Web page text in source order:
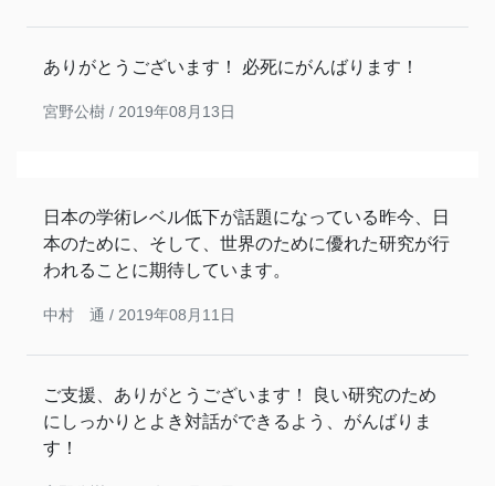
ありがとうございます！ 必死にがんばります！
宮野公樹 / 2019年08月13日
日本の学術レベル低下が話題になっている昨今、日
本のために、そして、世界のために優れた研究が行
われることに期待しています。
中村 通 / 2019年08月11日
ご支援、ありがとうございます！ 良い研究のため
にしっかりとよき対話ができるよう、がんばりま
す！